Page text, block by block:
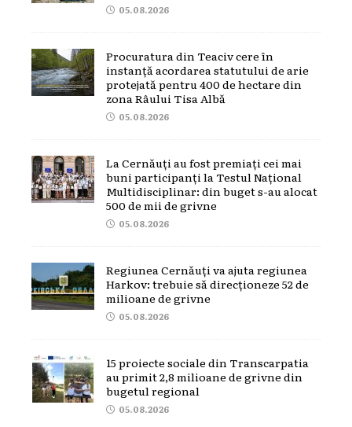
05.08.2026
Procuratura din Teaciv cere în
instanță acordarea statutului de arie
protejată pentru 400 de hectare din
zona Râului Tisa Albă
05.08.2026
La Cernăuți au fost premiați cei mai
buni participanți la Testul Național
Multidisciplinar: din buget s-au alocat
500 de mii de grivne
05.08.2026
Regiunea Cernăuți va ajuta regiunea
Harkov: trebuie să direcționeze 52 de
milioane de grivne
05.08.2026
15 proiecte sociale din Transcarpatia
au primit 2,8 milioane de grivne din
bugetul regional
05.08.2026